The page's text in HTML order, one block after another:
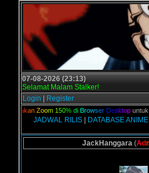
07-08-2026 (23:13)
Selamat Malam Stalker!
Login
Register
n Zoom 150% di Bro wser De sktopuntuk
JADWAL RILIS| DATABASE
JackHanggara (Ad